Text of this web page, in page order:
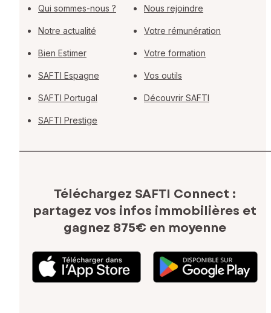
Qui sommes-nous ?
Notre actualité
Bien Estimer
SAFTI Espagne
SAFTI Portugal
SAFTI Prestige
Nous rejoindre
Votre rémunération
Votre formation
Vos outils
Découvrir SAFTI
Téléchargez SAFTI Connect :
partagez vos infos immobilières et
gagnez 875€ en moyenne